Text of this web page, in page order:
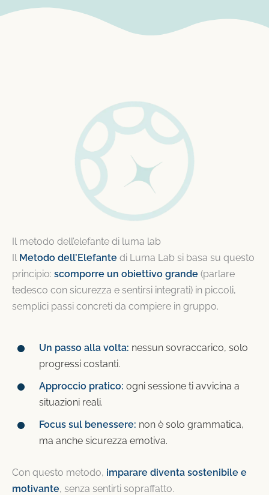
Il metodo dell’elefante di luma lab
Il Metodo dell’Elefante di Luma Lab si basa su questo
principio: scomporre un obiettivo grande (parlare
tedesco con sicurezza e sentirsi integrati) in piccoli,
semplici passi concreti da compiere in gruppo.
Un passo alla volta: nessun sovraccarico, solo
progressi costanti.
Approccio pratico: ogni sessione ti avvicina a
situazioni reali.
Focus sul benessere: non è solo grammatica,
ma anche sicurezza emotiva.
Con questo metodo, imparare diventa sostenibile e
motivante, senza sentirti sopraffatto.